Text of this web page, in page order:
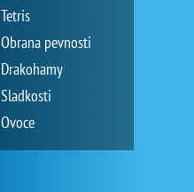
Tetris
Obrana pevnosti
Drakohamy
Sladkosti
Ovoce